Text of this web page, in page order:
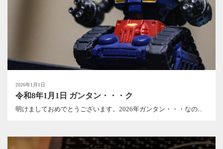
2026年1月1日
令和8年1月1日 ガンタン・・・ク
明けましておめでとうございます。2026年ガンタン・・・なの...